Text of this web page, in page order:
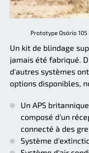
Prototype Osório
Un kit de blindage
jamais été fabriqué.
d'autres systèmes
options disponibles,
Un APS
composé d'un
connecté à des
Système